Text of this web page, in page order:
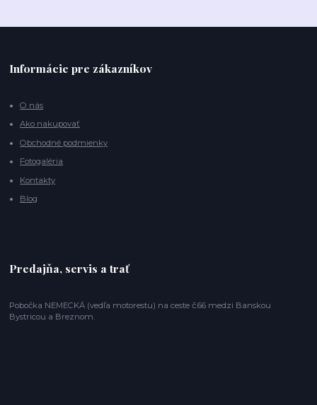
Informácie pre zákazníkov
O nás
Ako nakupovať
Obchodné podmienky
Fotogaléria
Kontakty
Blog
Predajňa, servis a trať
Pobočka NEMECKÁ (vedľa motorestu) na ceste č.66 medzi Banskou
Bystricou a Breznom.